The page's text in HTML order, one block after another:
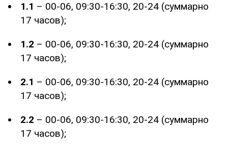
1.1 – 00-06, 09:30-16:30, 20-24 (суммарно
17 часов);
1.2 – 00-06, 09:30-16:30, 20-24 (суммарно
17 часов);
2.1 – 00-06, 09:30-16:30, 20-24 (суммарно
17 часов);
2.2 – 00-06, 09:30-16:30, 20-24 (суммарно
17 часов);